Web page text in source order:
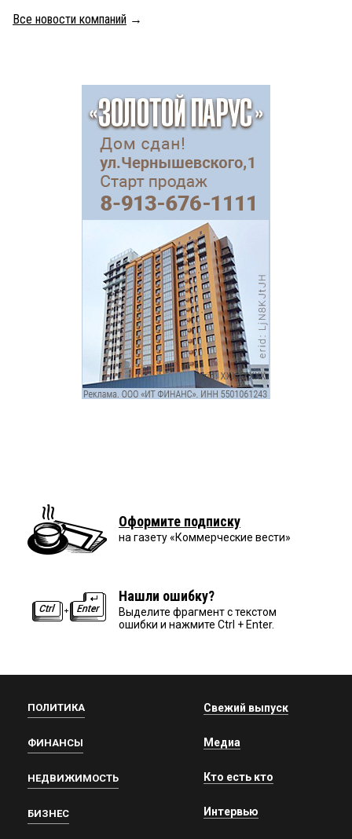
Все новости компаний →
Оформите подписку
на газету «Коммерческие вести»
Нашли ошибку?
Выделите фрагмент с текстом
ошибки и нажмите Ctrl + Enter.
ПОЛИТИКА
ФИНАНСЫ
НЕДВИЖИМОСТЬ
БИЗНЕС
Свежий выпуск
Медиа
Кто есть кто
Интервью